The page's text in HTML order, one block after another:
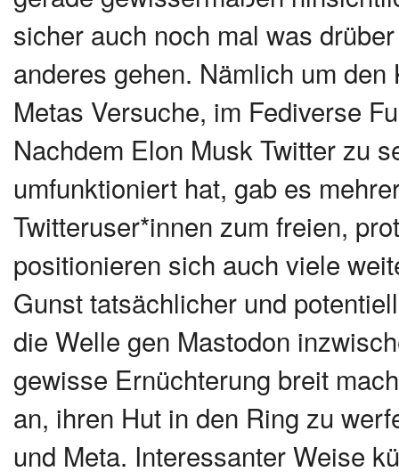
sicher auch noch mal was
anderes gehen. Nämlich um
Metas Versuche, im Fediverse
Nachdem Elon Musk Twitter zu
umfunktioniert hat, gab es
Twitteruser*innen zum freien,
positionieren sich auch viele
Gunst tatsächlicher und
die Welle gen Mastodon
gewisse Ernüchterung breit
an, ihren Hut in den Ring zu
und Meta. Interessanter Weise